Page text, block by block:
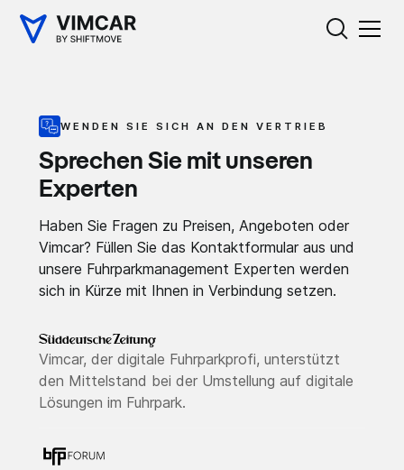
WENDEN SIE SICH AN DEN VERTRIEB
Sprechen Sie mit unseren
Experten
Haben Sie Fragen zu Preisen, Angeboten oder
Vimcar? Füllen Sie das Kontaktformular aus und
unsere Fuhrparkmanagement Experten werden
sich in Kürze mit Ihnen in Verbindung setzen.
Vimcar, der digitale Fuhrparkprofi, unterstützt
den Mittelstand bei der Umstellung auf digitale
Lösungen im Fuhrpark.